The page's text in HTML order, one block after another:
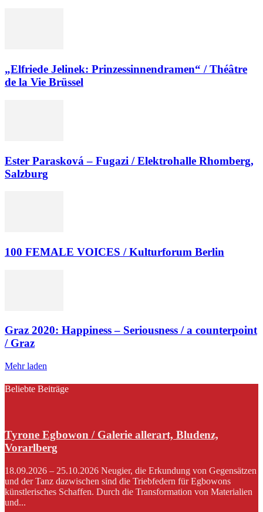
„Elfriede Jelinek: Prinzessinnendramen“ / Théâtre
de la Vie Brüssel
Ester Parasková – Fugazi / Elektrohalle Rhomberg,
Salzburg
100 FEMALE VOICES / Kulturforum Berlin
Graz 2020: Happiness – Seriousness / a counterpoint
/ Graz
Mehr laden
Beliebte Beiträge
Tyrone Egbowon / Galerie allerart, Bludenz,
Vorarlberg
18.09.2026 – 25.10.2026 Neugier, die Erkundung von Gegensätzen
und der Tanz dazwischen sind die Triebfedern für Egbowons
künstlerisches Schaffen. Durch die Transformation von Materialien
und...